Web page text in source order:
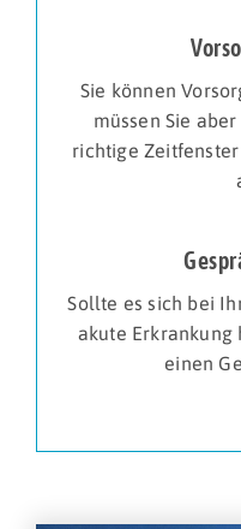
Sie können
müssen Sie
richtige
Sollte es sich bei
akute Erkrankung
einen